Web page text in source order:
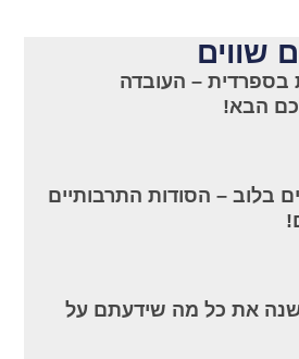
שווים
בספרדית – העובדה
הבא!
בלוב – הסודות התרבותיים
את כל מה שידעתם על